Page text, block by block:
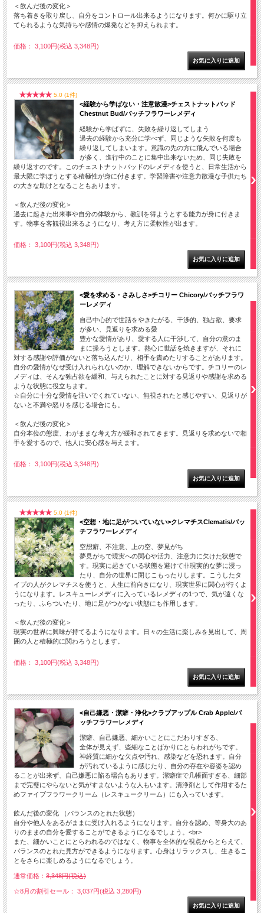
＜飲んだ後の変化＞
落ち着きを取り戻し、自分をコントロール出来るようになります。何かに駆り立
てられるような気持ちや感情の爆発などを抑えられます。
価格： 3,100円(税込 3,348円)
5.0 (1件)
<経験から学ばない・注意散漫>チェストナットバッド
Chestnut Bud/バッチフラワーレメディ
経験から学ばずに、失敗を繰り返してしまう
過去の経験から充分に学べず、同じような失敗を何度も
繰り返してしまいます。意識の先の方に飛んでいる場合
が多く、進行中のことに集中出来ないため、同じ失敗を
繰り返すのです。このチェストナットバッドのレメディを使うと、日常生活から
最大限に学ぼうとする積極性が身に付きます。学習障害や注意力散漫な子供たち
の大きな助けとなることもあります。
＜飲んだ後の変化＞
過去に起きた出来事や自分の体験から、教訓を得ようとする能力が身に付きま
す。物事を客観視出来るようになり、考え方に柔軟性が出ます。
価格： 3,100円(税込 3,348円)
<愛を求める・さみしさ>チコリー Chicory/バッチフラワ
ーレメディ
自己中心的で世話をやきたがる、干渉的、独占欲、要求
が多い、見返りを求める愛
豊かな愛情があり、愛する人に干渉して、自分の意のま
まに操ろうとします。熱心に世話を焼きますが、それに
対する感謝や評価がないと落ち込んだり、相手を責めたりすることがあります。
自分の愛情がなぜ受け入れられないのか、理解できないからです。チコリーのレ
メディは、そんな独占欲を緩和、与えられたことに対する見返りや感謝を求める
ような状態に役立ちます。
☆自分に十分な愛情を注いでくれていない、無視されたと感じやすい、見返りが
ないと不満や怒りを感じる場合にも。
＜飲んだ後の変化＞
自分本位の態度、わがままな考え方が緩和されてきます。見返りを求めないで相
手を愛するので、他人に安心感を与えます。
価格： 3,100円(税込 3,348円)
5.0 (1件)
<空想・地に足がついていない>クレマチスClematis/バッ
チフラワーレメディ
空想癖、不注意、上の空、夢見がち
夢見がちで現実への関心や活力、注意力に欠けた状態で
す。現実に起きている状態を避けて非現実的な夢に浸っ
たり、自分の世界に閉じこもったりします。こうしたタ
イプの人がクレマチスを使うと、人生に前向きになり、現実世界に関心が行くよ
うになります。レスキューレメディに入っているレメディの1つで、気が遠くな
ったり、ふらついたり、地に足がつかない状態にも作用します。
＜飲んだ後の変化＞
現実の世界に興味が持てるようになります。日々の生活に楽しみを見出して、周
囲の人と積極的に関わろうとします。
価格： 3,100円(税込 3,348円)
<自己嫌悪・潔癖・浄化>クラブアップル Crab Apple/バ
ッチフラワーレメディ
潔癖、自己嫌悪、細かいことにこだわりすぎる、
全体が見えず、些細なことばかりにとらわれがちです。
神経質に細かな欠点や汚れ、感染などを恐れます。自分
が汚れているように感じたり、自分の存在や容姿を認め
ることが出来ず、自己嫌悪に陥る場合もあります。潔癖症で几帳面すぎる、細部
まで完璧にやらないと気がすまないような人もいます。清浄剤として作用するた
めファイブフラワークリーム（レスキュークリーム）にも入っています。
飲んだ後の変化 （バランスのとれた状態）
自分や他人をあるがままに受け入れるようになります。自分を認め、等身大のあ
りのままの自分を愛することができるようになるでしょう。<br>
また、細かいことにとらわれるのではなく、物事を全体的な視点からとらえて、
バランスのとれた見方ができるようになります。心身はリラックスし、生きるこ
とをさらに楽しめるようになるでしょう。
通常価格： 3,348円(税込)
☆8月の割引セール： 3,037円(税込 3,280円)